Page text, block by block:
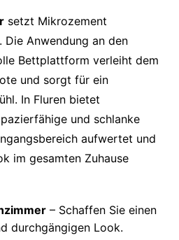
setzt Mikrozement
Anwendung an den
Bettplattform verleiht dem
und sorgt für ein
In Fluren bietet
und schlanke
aufwertet und
im gesamten Zuhause
– Schaffen Sie einen
durchgängigen Look.